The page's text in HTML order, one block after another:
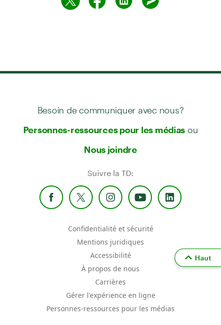
Besoin de communiquer avec nous?
Personnes-ressources pour les médias ou
Nous joindre
Suivre la TD:
Confidentialité et sécurité
Mentions juridiques
Accessibilité
À propos de nous
Carrières
Gérer l'expérience en ligne
Personnes-ressources pour les médias
Haut